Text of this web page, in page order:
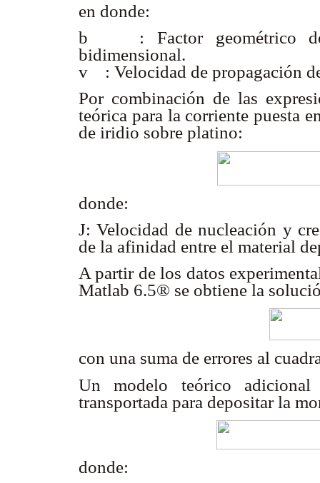
en donde:
b : Factor geométrico
bidimensional.
v : Velocidad de propagación
Por combinación de las
teórica para la corriente puesta
de iridio sobre platino:
donde:
J: Velocidad de nucleación y
de la afinidad entre el material
A partir de los datos
Matlab 6.5® se obtiene la
con una suma de errores al
Un modelo teórico
transportada para depositar la
donde: